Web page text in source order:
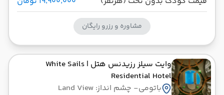
مشاوره و رزرو رایگان
وایت سیلز رزیدنس هتل | White Sails
Residential Hotel
باتومی- چشم انداز: Land View